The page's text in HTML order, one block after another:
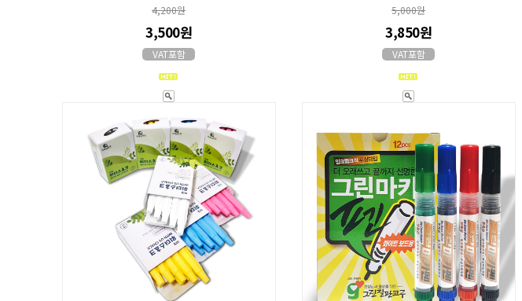
4,200원
3,500원
VAT포함
5,000원
3,850원
VAT포함